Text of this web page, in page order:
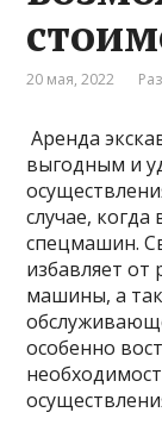
20 мая, 2022
Аренда
выгодным и
случае,
спецмашин.
избавляет от
машины, а
особенно